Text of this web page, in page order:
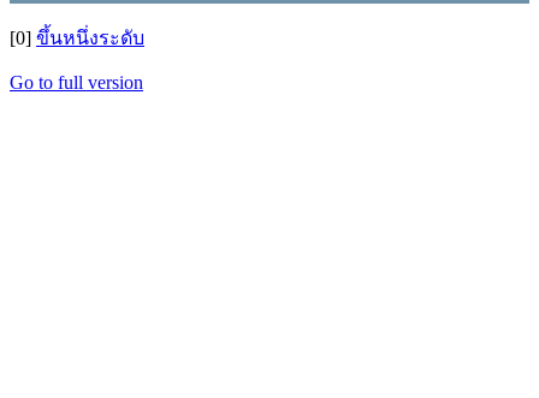
[0] ขึ้นหนึ่งระดับ
Go to full version